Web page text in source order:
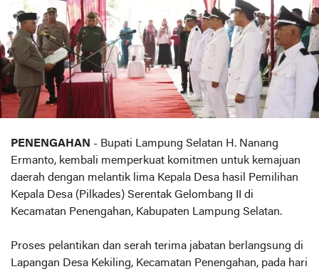
PENENGAHAN - Bupati Lampung Selatan H. Nanang
Ermanto, kembali memperkuat komitmen untuk kemajuan
daerah dengan melantik lima Kepala Desa hasil Pemilihan
Kepala Desa (Pilkades) Serentak Gelombang II di
Kecamatan Penengahan, Kabupaten Lampung Selatan.
Proses pelantikan dan serah terima jabatan berlangsung di
Lapangan Desa Kekiling, Kecamatan Penengahan, pada hari